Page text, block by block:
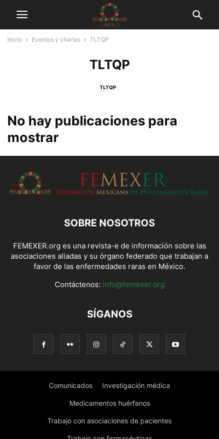
Inicio Eventos y charlas TLTQP
TLTQP
TLTQP
No hay publicaciones para
mostrar
SOBRE NOSOTROS
FEMEXER.org es una revista-e de información sobre las
asociaciones aliadas y su órgano federado que trabajan a
favor de las enfermedades raras en México.
Contáctenos: info@femexer.org
SÍGANOS
Comunicados Investigación médica
Medicamentos huérfanos
Trabajo con asociaciones de pacientes